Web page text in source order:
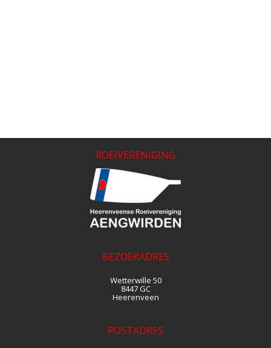
ROEIVERENIGING
BEZOEKADRES
Wetterwille 50
8447 GC
Heerenveen
POSTADRES